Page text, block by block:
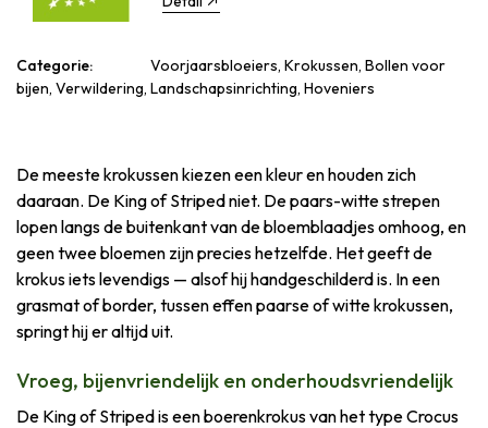
Categorie:
Voorjaarsbloeiers, Krokussen, Bollen voor
bijen, Verwildering, Landschapsinrichting, Hoveniers
De meeste krokussen kiezen een kleur en houden zich
daaraan. De King of Striped niet. De paars-witte strepen
lopen langs de buitenkant van de bloemblaadjes omhoog, en
geen twee bloemen zijn precies hetzelfde. Het geeft de
krokus iets levendigs — alsof hij handgeschilderd is. In een
grasmat of border, tussen effen paarse of witte krokussen,
springt hij er altijd uit.
Vroeg, bijenvriendelijk en onderhoudsvriendelijk
De King of Striped is een boerenkrokus van het type Crocus